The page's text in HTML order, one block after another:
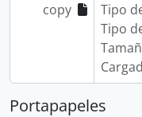
copy
Tipo
Tipo
Portapapeles